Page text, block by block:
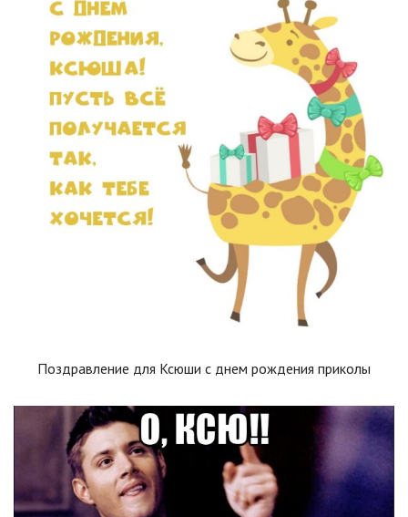
Поздравление для Ксюши с днем рождения приколы